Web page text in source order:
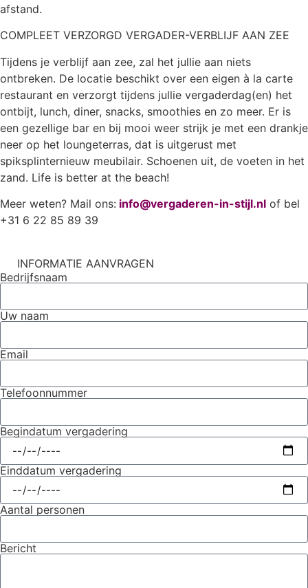
afstand.
COMPLEET VERZORGD VERGADER-VERBLIJF AAN ZEE
Tijdens je verblijf aan zee, zal het jullie aan niets
ontbreken. De locatie beschikt over een eigen à la carte
restaurant en verzorgt tijdens jullie vergaderdag(en) het
ontbijt, lunch, diner, snacks, smoothies en zo meer. Er is
een gezellige bar en bij mooi weer strijk je met een drankje
neer op het loungeterras, dat is uitgerust met
spiksplinternieuw meubilair. Schoenen uit, de voeten in het
zand. Life is better at the beach!
Meer weten? Mail ons: info@vergaderen-in-stijl.nl of bel
+31 6 22 85 89 39
INFORMATIE AANVRAGEN
Bedrijfsnaam
Uw naam
Email
Telefoonnummer
Begindatum vergadering
Einddatum vergadering
Aantal personen
Bericht